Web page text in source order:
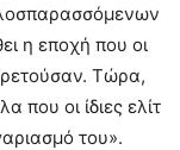
η εποχή που οι
Τώρα,
που οι ίδιες ελίτ
του».